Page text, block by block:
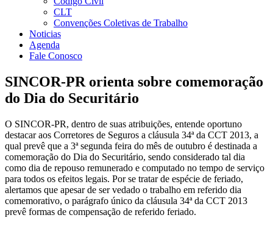
CLT
Convenções Coletivas de Trabalho
Noticias
Agenda
Fale Conosco
SINCOR-PR orienta sobre comemoração
do Dia do Securitário
O SINCOR-PR, dentro de suas atribuições, entende oportuno
destacar aos Corretores de Seguros a cláusula 34ª da CCT 2013, a
qual prevê que a 3ª segunda feira do mês de outubro é destinada a
comemoração do Dia do Securitário, sendo considerado tal dia
como dia de repouso remunerado e computado no tempo de serviço
para todos os efeitos legais. Por se tratar de espécie de feriado,
alertamos que apesar de ser vedado o trabalho em referido dia
comemorativo, o parágrafo único da cláusula 34ª da CCT 2013
prevê formas de compensação de referido feriado.